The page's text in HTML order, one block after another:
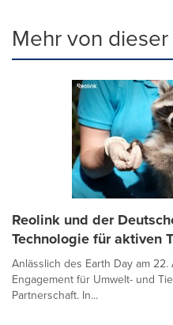
Mehr von
Reolink und der
Technologie für aktiven
Anlässlich des Earth Day am
Engagement für Umwelt- und
Partnerschaft. In...